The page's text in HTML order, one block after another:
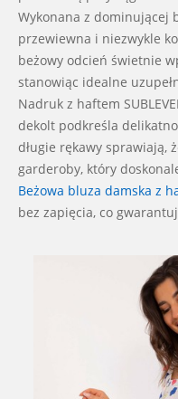
Wykonana z dominującej
przewiewna i niezwykle
beżowy odcień świetnie
stanowiąc idealne
Nadruk z haftem
dekolt podkreśla
długie rękawy sprawiają,
garderoby, który
Beżowa bluza damska z
bez zapięcia, co